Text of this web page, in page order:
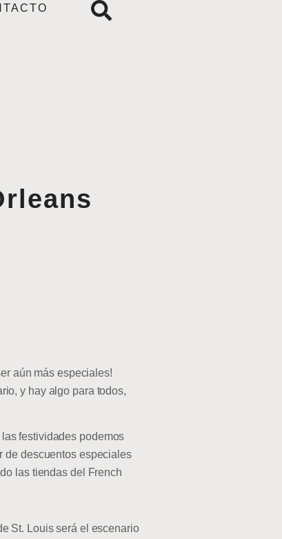
aún más especiales!
y hay algo para todos,
festividades podemos
de descuentos especiales
las tiendas del French
St. Louis será el escenario